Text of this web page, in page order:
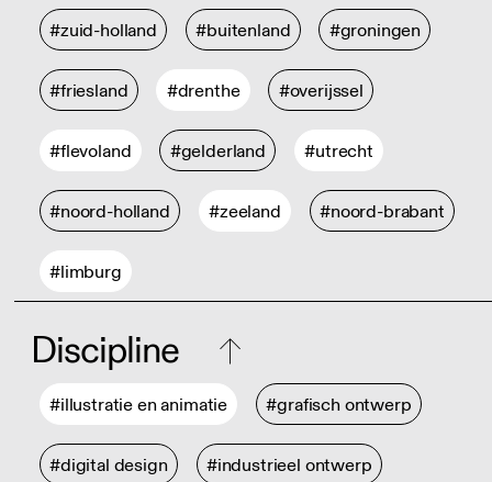
#zuid-holland #buitenland #groningen
#friesland #drenthe #overijssel
#flevoland #gelderland #utrecht
#noord-holland #zeeland #noord-brabant
#limburg
Discipline
#illustratie en animatie #grafisch ontwerp
#digital design #industrieel ontwerp